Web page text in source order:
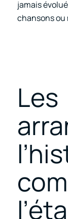
jamais
chansons ou
Les